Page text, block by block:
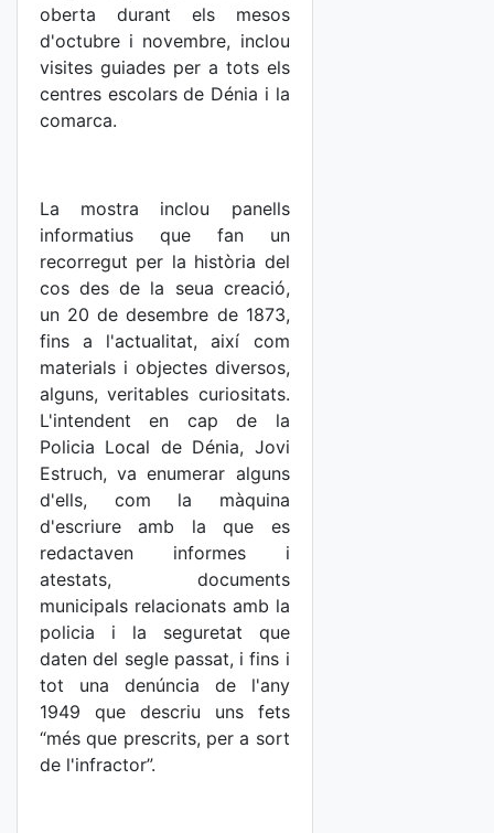
oberta durant els mesos
d'octubre i novembre, inclou
visites guiades per a tots els
centres escolars de Dénia i la
comarca.
La mostra inclou panells
informatius que fan un
recorregut per la història del
cos des de la seua creació,
un 20 de desembre de 1873,
fins a l'actualitat, així com
materials i objectes diversos,
alguns, veritables curiositats.
L'intendent en cap de la
Policia Local de Dénia, Jovi
Estruch, va enumerar alguns
d'ells, com la màquina
d'escriure amb la que es
redactaven informes i
atestats, documents
municipals relacionats amb la
policia i la seguretat que
daten del segle passat, i fins i
tot una denúncia de l'any
1949 que descriu uns fets
“més que prescrits, per a sort
de l'infractor”.